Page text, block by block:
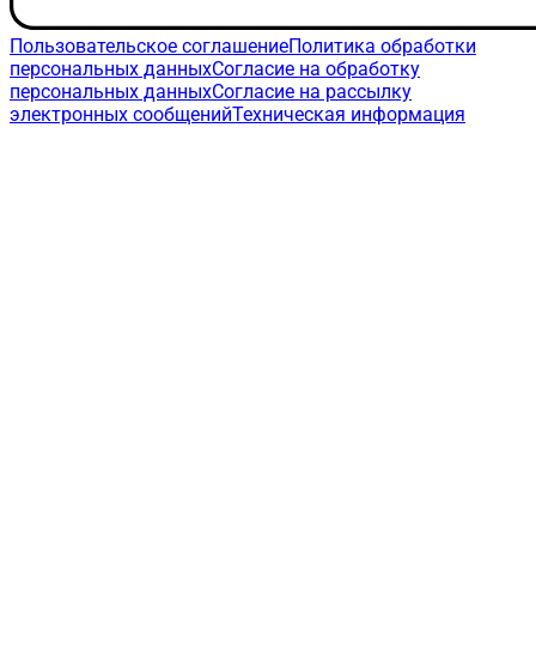
Пользовательское соглашениеПолитика обработки
персональных данныхСогласие на обработку
персональных данныхСогласие на рассылку
электронных сообщенийТехническая информация